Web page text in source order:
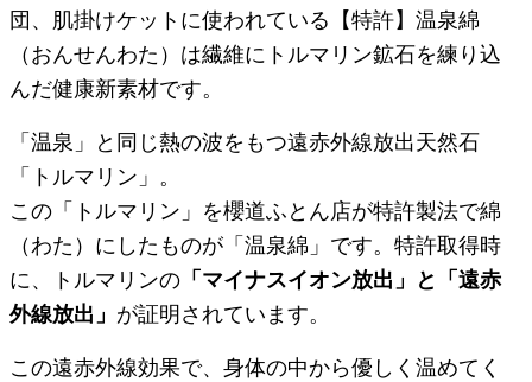
団、肌掛けケットに使われている【特許】温泉綿
（おんせんわた）は繊維にトルマリン鉱石を練り込
んだ健康新素材です。
「温泉」と同じ熱の波をもつ遠赤外線放出天然石
「トルマリン」。
この「トルマリン」を櫻道ふとん店が特許製法で綿
（わた）にしたものが「温泉綿」です。特許取得時
に、トルマリンの 「マイナスイオン放出」と「遠赤
外線放出」 が証明されています。
この遠赤外線効果で、身体の中から優しく温めてく